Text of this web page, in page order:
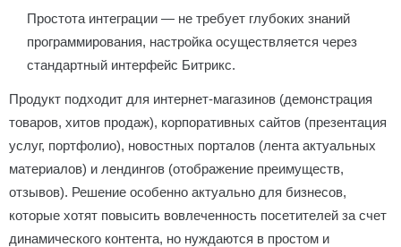
Простота интеграции — не требует глубоких знаний
программирования, настройка осуществляется через
стандартный интерфейс Битрикс.
Продукт подходит для интернет-магазинов (демонстрация
товаров, хитов продаж), корпоративных сайтов (презентация
услуг, портфолио), новостных порталов (лента актуальных
материалов) и лендингов (отображение преимуществ,
отзывов). Решение особенно актуально для бизнесов,
которые хотят повысить вовлеченность посетителей за счет
динамического контента, но нуждаются в простом и